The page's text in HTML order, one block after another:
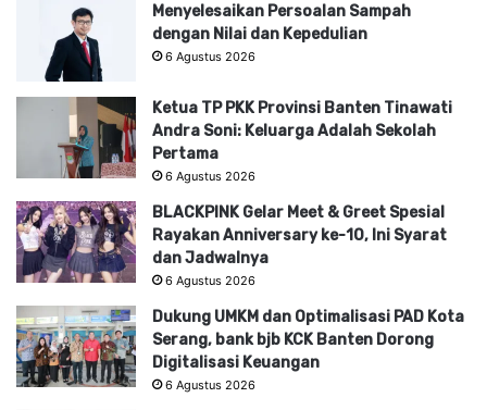
Menyelesaikan Persoalan Sampah
dengan Nilai dan Kepedulian
6 Agustus 2026
Ketua TP PKK Provinsi Banten Tinawati
Andra Soni: Keluarga Adalah Sekolah
Pertama
6 Agustus 2026
BLACKPINK Gelar Meet & Greet Spesial
Rayakan Anniversary ke-10, Ini Syarat
dan Jadwalnya
6 Agustus 2026
Dukung UMKM dan Optimalisasi PAD Kota
Serang, bank bjb KCK Banten Dorong
Digitalisasi Keuangan
6 Agustus 2026